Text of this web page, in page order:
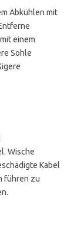
Abkühlen mit
einem
Sohle
Wische
Kabel
führen zu